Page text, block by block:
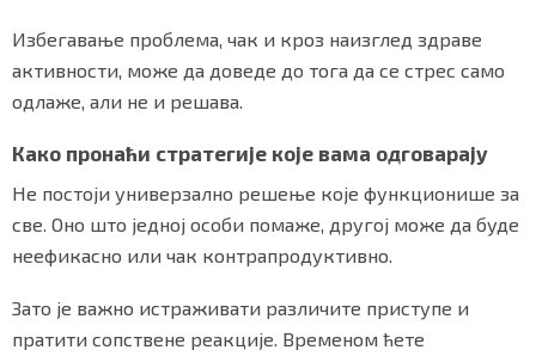
Избегавање проблема, чак и кроз наизглед здраве
активности, може да доведе до тога да се стрес само
одлаже, али не и решава.
Како пронаћи стратегије које вама одговарају
Не постоји универзално решење које функционише за
све. Оно што једној особи помаже, другој може да буде
неефикасно или чак контрапродуктивно.
Зато је важно истраживати различите приступе и
пратити сопствене реакције. Временом ћете